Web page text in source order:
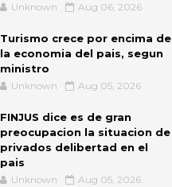
Unknown Aug 06, 2026
Turismo crece por encima de
la economia del pais, segun
ministro
Unknown Aug 05, 2026
FINJUS dice es de gran
preocupacion la situacion de
privados delibertad en el
pais
Unknown Aug 05, 2026